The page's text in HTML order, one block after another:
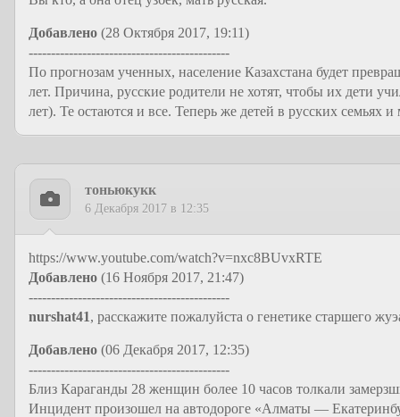
Добавлено (28 Октября 2017, 19:11)
---------------------------------------------
По прогнозам ученных, население Казахстана будет
лет. Причина, русские родители не хотят, чтобы их дети
лет). Те остаются и все. Теперь же детей в русских
тоньюкукк
6 Декабря 2017 в 12:35
https://www.youtube.com/watch?v=nxc8BUvxRTE
Добавлено (16 Ноября 2017, 21:47)
---------------------------------------------
nurshat41, расскажите пожалуйста о генетике старшего
Добавлено (06 Декабря 2017, 12:35)
---------------------------------------------
Близ Караганды 28 женщин более 10 часов толкали
Инцидент произошел на автодороге «Алматы —